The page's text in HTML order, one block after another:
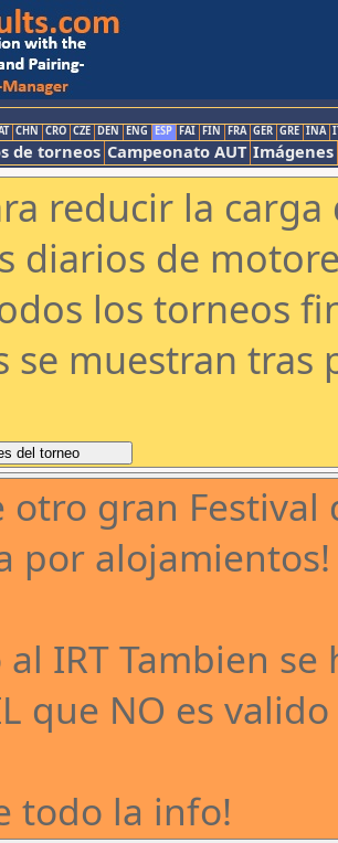
CHN CRO CZE DEN ENG ESP FAI FIN FRA GER GRE INA
de torneos Campeonato AUT Imágenes
reducir la
diarios de
los torneos
se muestran tras
otro gran Festival
por
al IRT Tambien
que NO es valido
todo la info!